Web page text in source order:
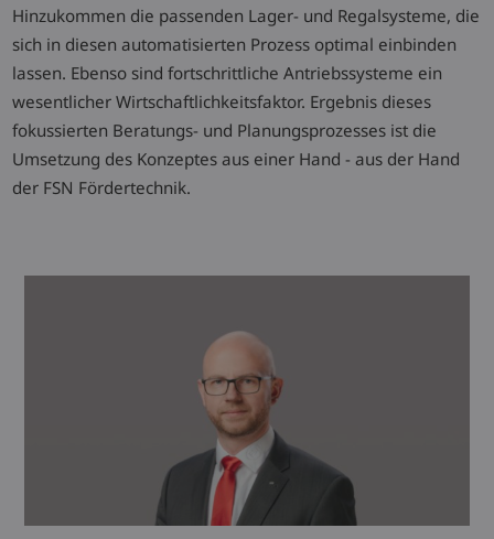
Hinzukommen die passenden Lager- und Regalsysteme, die
sich in diesen automatisierten Prozess optimal einbinden
lassen. Ebenso sind fortschrittliche Antriebssysteme ein
wesentlicher Wirtschaftlichkeitsfaktor. Ergebnis dieses
fokussierten Beratungs- und Planungsprozesses ist die
Umsetzung des Konzeptes aus einer Hand - aus der Hand
der FSN Fördertechnik.